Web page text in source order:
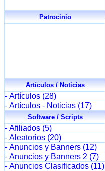
Patrocinio
Artículos / Noticias
- Artículos (28)
- Artículos - Noticias (17)
Software / Scripts
- Afiliados (5)
- Aleatorios (20)
- Anuncios y Banners (12)
- Anuncios y Banners 2 (7)
- Anuncios Clasificados (11)